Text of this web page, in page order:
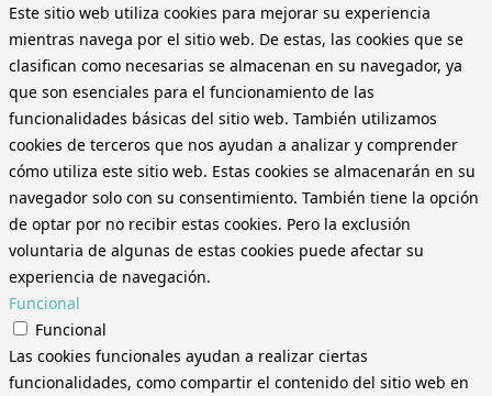
Este sitio web utiliza cookies para mejorar su experiencia
mientras navega por el sitio web. De estas, las cookies que se
clasifican como necesarias se almacenan en su navegador, ya
que son esenciales para el funcionamiento de las
funcionalidades básicas del sitio web. También utilizamos
cookies de terceros que nos ayudan a analizar y comprender
cómo utiliza este sitio web. Estas cookies se almacenarán en su
navegador solo con su consentimiento. También tiene la opción
de optar por no recibir estas cookies. Pero la exclusión
voluntaria de algunas de estas cookies puede afectar su
experiencia de navegación.
Funcional
Funcional
Las cookies funcionales ayudan a realizar ciertas
funcionalidades, como compartir el contenido del sitio web en